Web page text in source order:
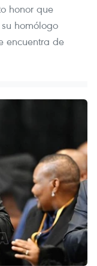
honor que
homólogo
encuentra de